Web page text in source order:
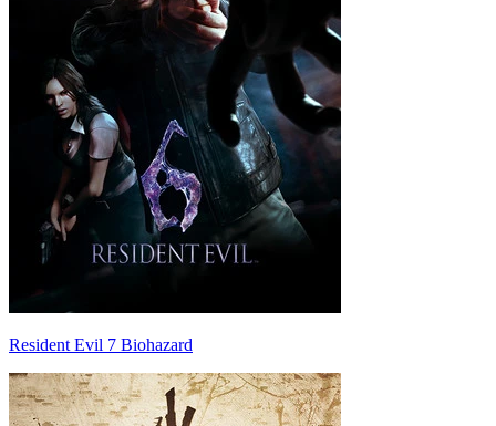
Resident Evil 7 Biohazard